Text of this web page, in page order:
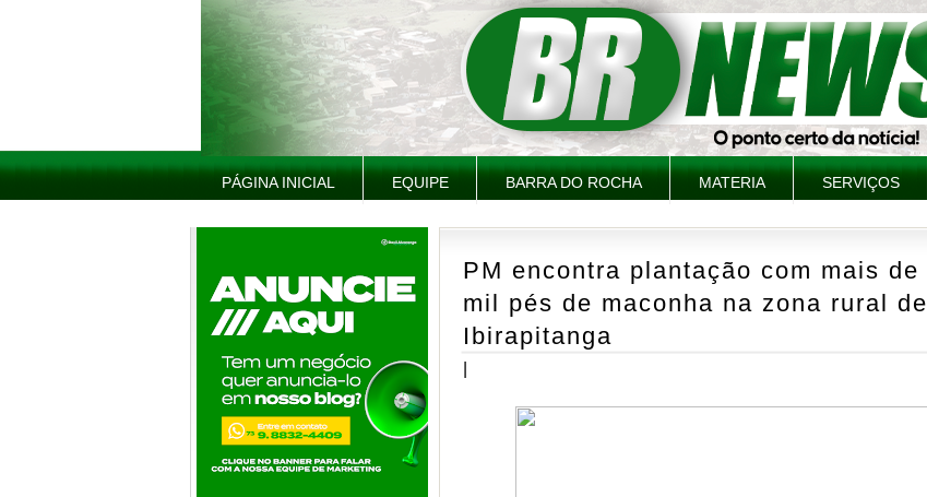
PÁGINA INICIAL EQUIPE BARRA DO ROCHA MATERIA SERVIÇOS
PM encontra plantação com mais de
mil pés de maconha na zona rural de
Ibirapitanga